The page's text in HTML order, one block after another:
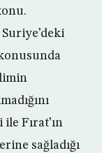
Fırat’ın
sağladığı